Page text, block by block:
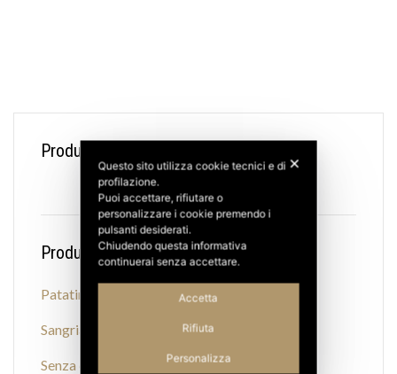
Product tags
Product categories
Patatine
Sangria
Senza categoria
✕
Questo sito utilizza cookie tecnici e di
profilazione.
Puoi accettare, rifiutare o
personalizzare i cookie premendo i
pulsanti desiderati.
Chiudendo questa informativa
continuerai senza accettare.
Accetta
Rifiuta
Personalizza